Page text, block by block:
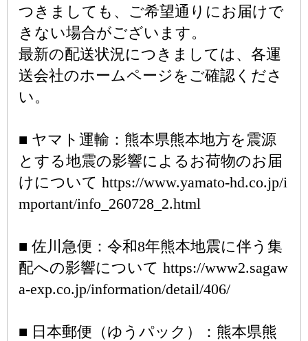
つきましても、ご希望通りにお届けで
きない場合がございます。
最新の配送状況につきましては、各運
送会社のホームページをご確認くださ
い。
■ ヤマト運輸：熊本県熊本地方を震源
とする地震の影響によるお荷物のお届
けについて https://www.yamato-hd.co.jp/i
mportant/info_260728_2.html
■ 佐川急便：令和8年熊本地震に伴う集
配への影響について https://www2.sagaw
a-exp.co.jp/information/detail/406/
■ 日本郵便（ゆうパック）：熊本県熊